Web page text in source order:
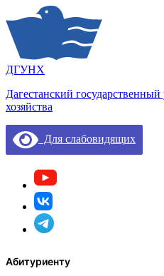
ДГУНХ
Дагестанский
хозяйства
Для слабовидящих
Абитуриенту